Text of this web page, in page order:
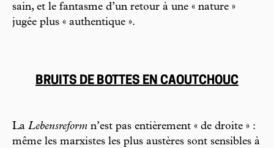
sain, et le fantasme d’un retour à une « nature »
jugée plus « authentique ».
BRUITS DE BOTTES EN CAOUTCHOUC
La Lebensreform n’est pas entièrement « de droite » :
même les marxistes les plus austères sont sensibles à